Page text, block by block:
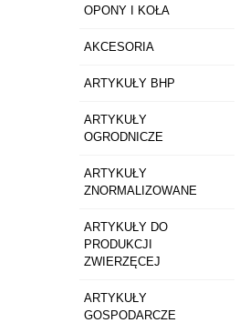
OPONY I KOŁA
AKCESORIA
ARTYKUŁY BHP
ARTYKUŁY
OGRODNICZE
ARTYKUŁY
ZNORMALIZOWANE
ARTYKUŁY DO
PRODUKCJI
ZWIERZĘCEJ
ARTYKUŁY
GOSPODARCZE